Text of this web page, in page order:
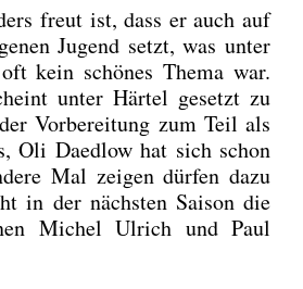
freut ist, dass er auch auf
Jugend setzt, was unter
kein schö­nes The­ma war.
unter Här­tel gesetzt zu
Vor­be­rei­tung zum Teil als
Oli Daed­low hat sich schon
Mal zei­gen dür­fen dazu
in der nächs­ten Sai­son die
Michel Ulrich und Paul